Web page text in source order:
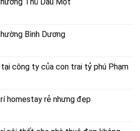
Bình Dương
tại công ty của con trai tỷ phú Phạm
homestay rẻ nhưng đẹp